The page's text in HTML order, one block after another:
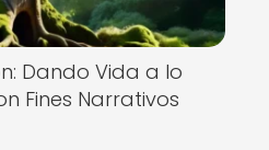
Dando Vida a lo
Fines Narrativos